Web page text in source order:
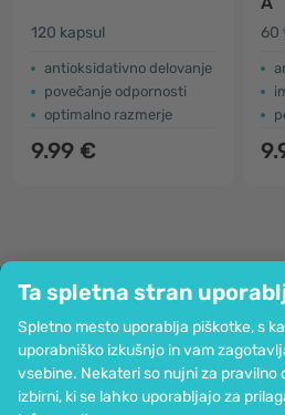
Ta spletna stran
Spletno mesto uporablja piškotke, s
uporabniško izkušnjo in vam
vsebine. Nekateri so nujni za pravilno
izbirni, ki se lahko uporabljajo za
120 kapsul
antioksidativno delovanje
povečanje odpornosti
optimalno razmerje
9.99 €
60
Podjetje
Informacije
Pridružite se nam
Pomoč in naročila